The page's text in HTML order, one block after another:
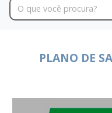
PLANO DE